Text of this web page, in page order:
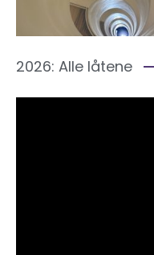
2026: Alle låtene